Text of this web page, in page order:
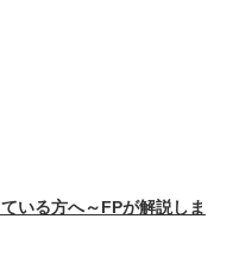
いる方へ～FPが解説しま